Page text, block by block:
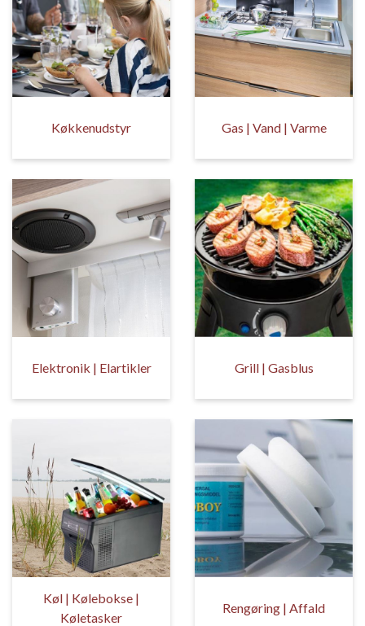
Køkkenudstyr Gas | Vand | Varme
Elektronik | Elartikler Grill | Gasblus
Køl | Kølebokse |
Køletasker
Rengøring | Affald